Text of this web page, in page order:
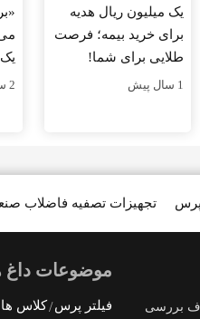
یک میلیون ریال هدیه
برای خرید بیمه؛ فرصت
طلایی برای شما!
1 سال پیش 2 سال پیش
تجهیزات تصفیه فاضلاب پرس
در سال 1398 با هدف بررسی
موضوعات داغ
فیلتر پرس کلاس